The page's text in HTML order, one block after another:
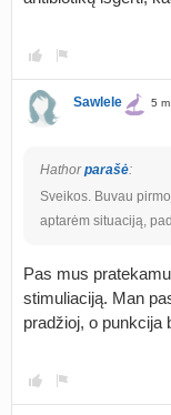
Sawlele 5
Hathorparašė:
Sveikos. Buvau
aptarėm situaciją,
Pas mus
stimuliaciją. Man
pradžioj, o punkcija